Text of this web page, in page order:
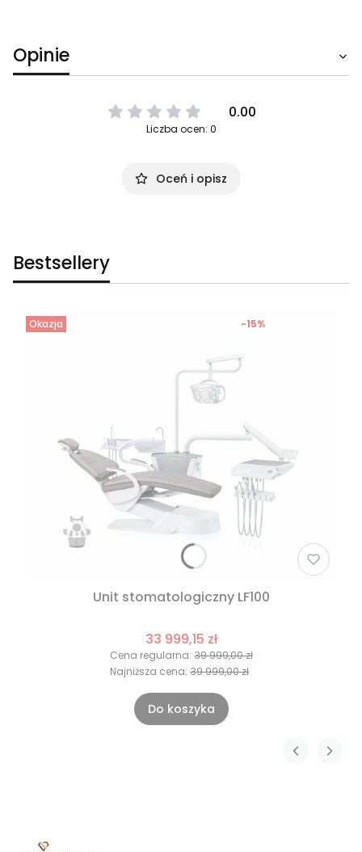
Opinie
0.00
Liczba ocen: 0
Oceń i opisz
Bestsellery
Okazja
Unit stomatologiczny LF100
33 999,15 zł
Cena regularna: 39 999,00 zł
-15%
Najniższa cena: 39 999,00 zł
Do koszyka